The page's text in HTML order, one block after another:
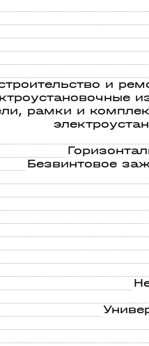
светом21
и
рамки и
Безвинтовое